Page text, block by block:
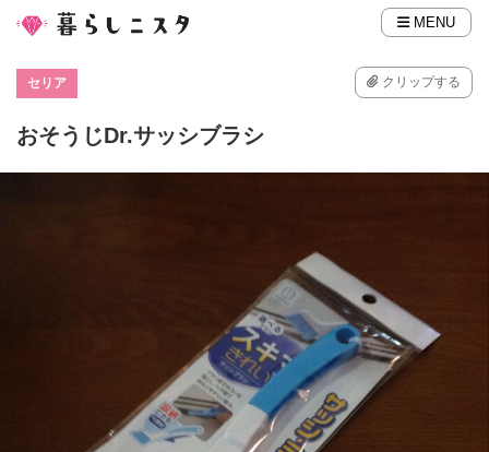
MENU
セリア クリップする
おそうじDr.サッシブラシ